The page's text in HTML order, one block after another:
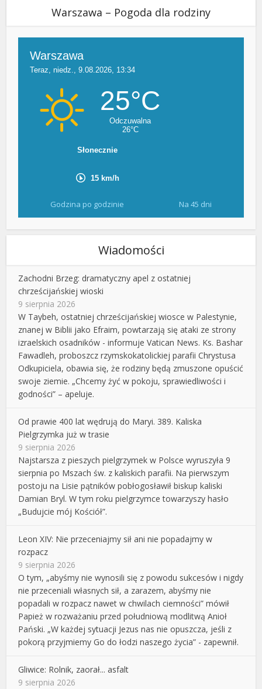
Warszawa – Pogoda dla rodziny
Godzina po godzinie Na 45 dni
Wiadomości
Zachodni Brzeg: dramatyczny apel z ostatniej
chrześcijańskiej wioski
9 sierpnia 2026
W Taybeh, ostatniej chrześcijańskiej wiosce w Palestynie,
znanej w Biblii jako Efraim, powtarzają się ataki ze strony
izraelskich osadników - informuje Vatican News. Ks. Bashar
Fawadleh, proboszcz rzymskokatolickiej parafii Chrystusa
Odkupiciela, obawia się, że rodziny będą zmuszone opuścić
swoje ziemie. „Chcemy żyć w pokoju, sprawiedliwości i
godności” – apeluje.
Od prawie 400 lat wędrują do Maryi. 389. Kaliska
Pielgrzymka już w trasie
9 sierpnia 2026
Najstarsza z pieszych pielgrzymek w Polsce wyruszyła 9
sierpnia po Mszach św. z kaliskich parafii. Na pierwszym
postoju na Lisie pątników pobłogosławił biskup kaliski
Damian Bryl. W tym roku pielgrzymce towarzyszy hasło
„Budujcie mój Kościół”.
Leon XIV: Nie przeceniajmy sił ani nie popadajmy w
rozpacz
9 sierpnia 2026
O tym, „abyśmy nie wynosili się z powodu sukcesów i nigdy
nie przeceniali własnych sił, a zarazem, abyśmy nie
popadali w rozpacz nawet w chwilach ciemności” mówił
Papież w rozważaniu przed południową modlitwą Anioł
Pański. „W każdej sytuacji Jezus nas nie opuszcza, jeśli z
pokorą przyjmiemy Go do łodzi naszego życia” - zapewnił.
Gliwice: Rolnik, zaorał... asfalt
9 sierpnia 2026